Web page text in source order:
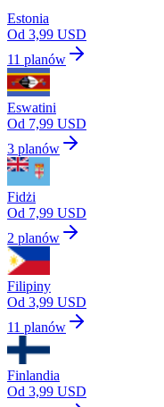
Estonia
Od 3,99 USD
11 planów
Eswatini
Od 7,99 USD
3 planów
Fidżi
Od 7,99 USD
2 planów
Filipiny
Od 3,99 USD
11 planów
Finlandia
Od 3,99 USD